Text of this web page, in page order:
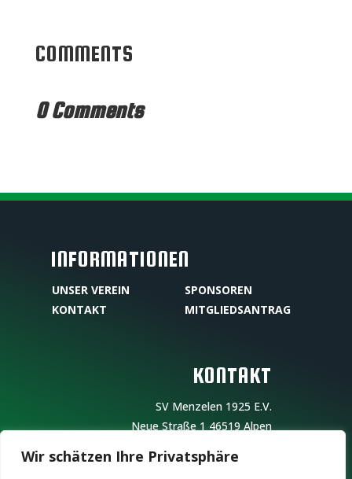
Wir schätzen Ihre Privatsphäre
COMMENTS
0 Comments
INFORMATIONEN
UNSER VEREIN
SPONSOREN
KONTAKT
MITGLIEDSANTRAG
KONTAKT
SV Menzelen 1925 E.V.
Neue Straße 146519 Alpen
Vereinsregisternummer: 07/023